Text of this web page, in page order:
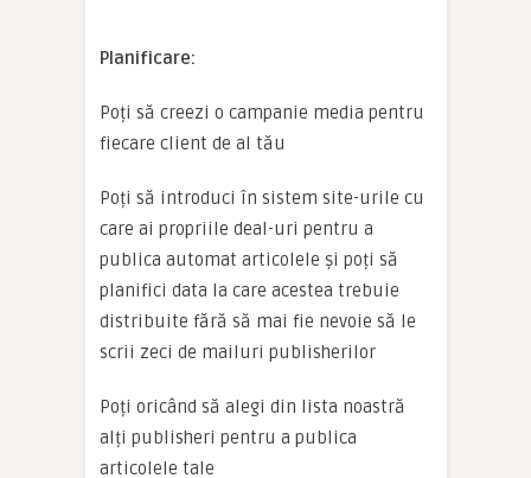
Planificare:
Poți să creezi o campanie media pentru
fiecare client de al tău
Poți să introduci în sistem site-urile cu
care ai propriile deal-uri pentru a
publica automat articolele și poți să
planifici data la care acestea trebuie
distribuite fără să mai fie nevoie să le
scrii zeci de mailuri publisherilor
Poți oricând să alegi din lista noastră
alți publisheri pentru a publica
articolele tale